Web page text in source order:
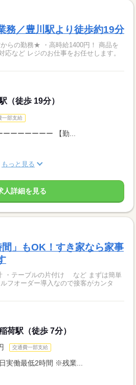
務／豊川駅より徒歩約19分
の勤務★ ・高時給1400円！ 商品を
応など レジのお仕事をお任せします。
（徒歩 19分）
一部支給
ーーーーーー 【勤...
もっと見る
人詳細を見る
間」もOK！すき家なら家事
・テーブルの片付け など まずは簡単
荷駅（徒歩 7分）
交通費一部支給
実働最低2時間 ※残業...